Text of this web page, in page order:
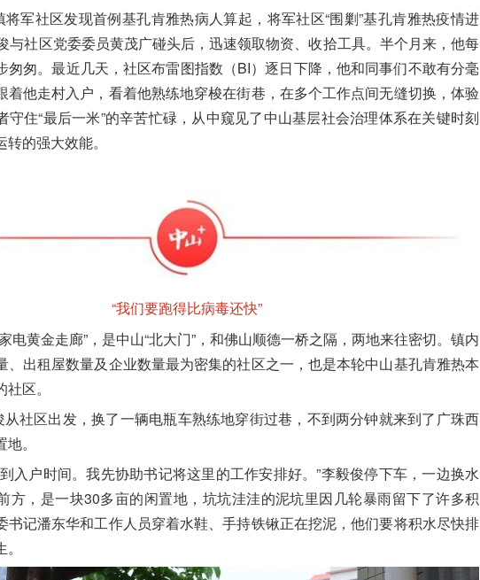
军社区发现首例基孔肯雅热病人算起，将军社区“围剿”基孔肯雅热疫情进
与社区党委委员黄茂广碰头后，迅速领取物资、收拾工具。半个月来，他每
匆匆。最近几天，社区布雷图指数（BI）逐日下降，他和同事们不敢有分毫
着他走村入户，看着他熟练地穿梭在街巷，在多个工作点间无缝切换，体验
守住“最后一米”的辛苦忙碌，从中窥见了中山基层社会治理体系在关键时刻
的强大效能。
“我们要跑得比病毒还快”
电黄金走廊”，是中山“北大门”，和佛山顺德一桥之隔，两地来往密切。镇内
、出租屋数量及企业数量最为密集的社区之一，也是本轮中山基孔肯雅热本
区。
从社区出发，换了一辆电瓶车熟练地穿街过巷，不到两分钟就来到了广珠西
。
入户时间。我先协助书记将这里的工作安排好。”李毅俊停下车，一边换水
方，是一块30多亩的闲置地，坑坑洼洼的泥坑里因几轮暴雨留下了许多积
书记潘东华和工作人员穿着水鞋、手持铁锹正在挖泥，他们要将积水尽快排
。